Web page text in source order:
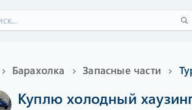
Барахолка Запасные части
Куплю холодный